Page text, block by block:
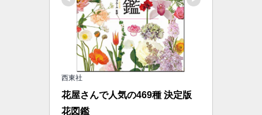
西東社
花屋さんで人気の469種 決定版
花図鑑